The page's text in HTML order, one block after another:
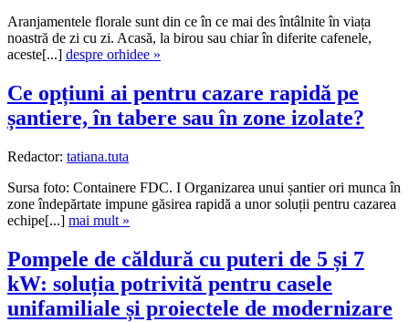
Aranjamentele florale sunt din ce în ce mai des întâlnite în viața
noastră de zi cu zi. Acasă, la birou sau chiar în diferite cafenele,
aceste[...] despre orhidee »
Ce opțiuni ai pentru cazare rapidă pe
șantiere, în tabere sau în zone izolate?
Redactor: tatiana.tuta
Sursa foto: Containere FDC. I Organizarea unui șantier ori munca în
zone îndepărtate impune găsirea rapidă a unor soluții pentru cazarea
echipe[...] mai mult »
Pompele de căldură cu puteri de 5 și 7
kW: soluția potrivită pentru casele
unifamiliale și proiectele de modernizare